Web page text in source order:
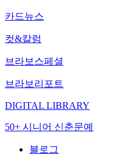
카드뉴스
컷&칼럼
브라보스페셜
브라보리포트
DIGITAL LIBRARY
50+ 시니어 신춘문예
블로그